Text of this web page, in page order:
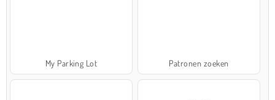
My Parking Lot Patronen zoeken